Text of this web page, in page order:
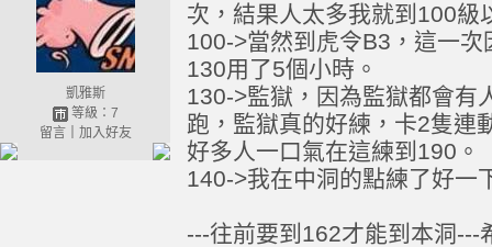
凱雅斯
等級：7
留言｜ 加入好友
次，結果人太多我就到100級
100->當然到虎令B3，這一
130用了5個小時。
130->監獄，因為監獄都會有
跑，監獄真的好練，卡2隻連
好多人一口氣在這練到190。
140->我在中洞的點練了好一
---往前要到162才能到本洞---